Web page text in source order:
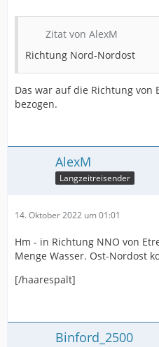
Zitat von AlexM
Richtung Nord-Nordost
Das war auf die Richtung von
bezogen.
AlexM
Langzeitreisender
14. Oktober 2022 um 01:01
Hm - in Richtung NNO von
Menge Wasser. Ost-Nordost
[/haarespalt]
Binford_2500